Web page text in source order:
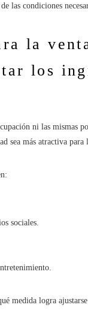
las condiciones
la
los
ni las mismas
sea más atractiva para
sociales.
medida logra